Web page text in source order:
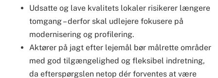
Udsatte og lave ­kvalitets lokaler risikerer længere
tomgang – derfor skal udlejere fokusere på
modernisering og profilering.
Aktører på jagt efter lejemål bør målrette områder
med god tilgængelighed og fleksibel indretning,
da efterspørgslen netop dér forventes at være